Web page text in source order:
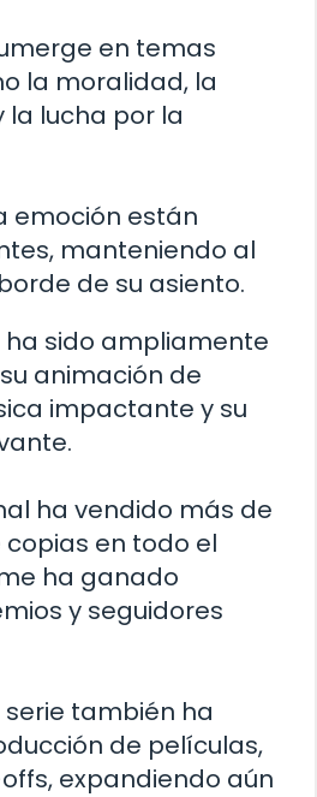
en temas
la moralidad, la
la lucha por la
emoción están
manteniendo al
de su asiento.
ha sido ampliamente
animación de
impactante y su
ha vendido más de
copias en todo el
ha ganado
y seguidores
serie también ha
de películas,
expandiendo aún